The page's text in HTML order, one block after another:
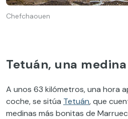
Chefchaouen
Tetuán, una
A unos 63 kilómetros, una hora
coche, se sitúa Tetuán, que
medinas más bonitas de